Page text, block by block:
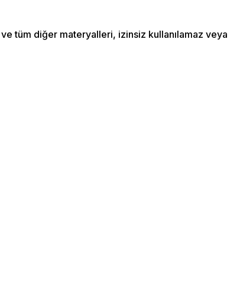
tüm diğer materyalleri, izinsiz kullanılamaz veya